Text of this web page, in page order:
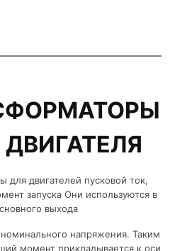
для двигателей пусковой ток,
запуска Они используются в
выхода
напряжения. Таким
момент прикладывается к оси